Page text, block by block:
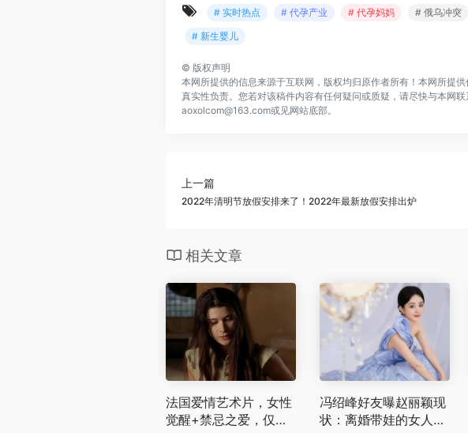
# 实时热点 # 代孕产业 # 代孕妈妈 # 俄乌冲突
# 新生婴儿
© 版权声明
本网所提供的信息来源于互联网，版权均归原作者所有！本网所提
真实性负责。您若对该稿件内容有任何疑问或质疑，请尽快与本网
aoxolcom@163.com或见网站底部。
上一篇
2022年清明节放假安排来了！2022年最新放假安排出炉
相关文章
法国爱情艺术片，女性
觉醒+禁忌之爱，仅适
冯绍峰好友曝赵丽颖现
状：离婚带娃的女人，